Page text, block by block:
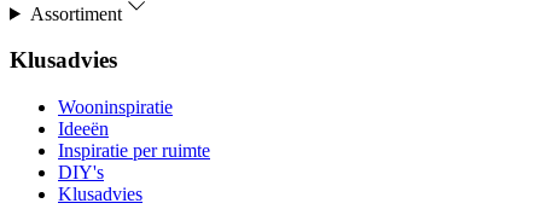
Assortiment
Klusadvies
Wooninspiratie
Ideeën
Inspiratie per ruimte
DIY's
Klusadvies